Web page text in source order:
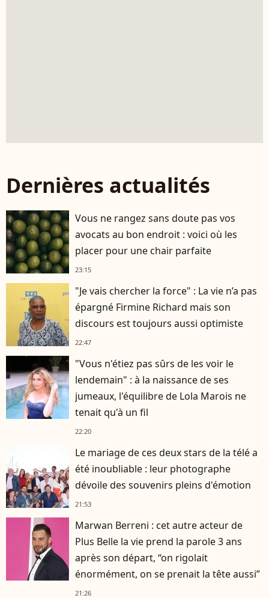
Dernières actualités
Vous ne rangez sans doute pas vos
avocats au bon endroit : voici où les
placer pour une chair parfaite
23:15
"Je vais chercher la force" : La vie n’a pas
épargné Firmine Richard mais son
discours est toujours aussi optimiste
22:47
"Vous n'étiez pas sûrs de les voir le
lendemain" : à la naissance de ses
jumeaux, l'équilibre de Lola Marois ne
tenait qu'à un fil
22:20
Le mariage de ces deux stars de la télé a
été inoubliable : leur photographe
dévoile des souvenirs pleins d'émotion
21:53
Marwan Berreni : cet autre acteur de
Plus Belle la vie prend la parole 3 ans
après son départ, “on rigolait
énormément, on se prenait la tête aussi”
21:26